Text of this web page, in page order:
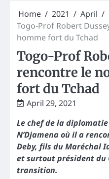
Home 2021
April
Togo-Prof Robert
homme fort du Tchad
Togo-Prof
rencontre le
fort du Tchad
April 29, 2021
Le chef de la
N’Djamena où il a
Deby, fils du Maréchal
et surtout président du
transition.